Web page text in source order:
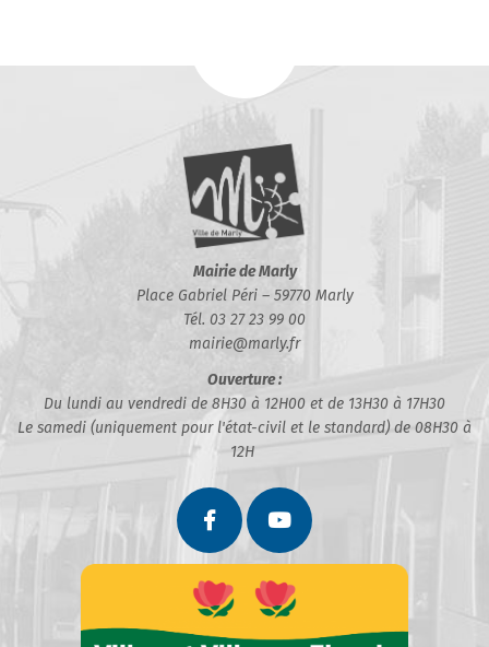
Mairie de Marly
Place Gabriel Péri – 59770 Marly
Tél. 03 27 23 99 00
mairie@marly.fr
Ouverture :
Du lundi au vendredi de 8H30 à 12H00 et de 13H30 à 17H30
Le samedi (uniquement pour l'état-civil et le standard) de 08H30 à
12H